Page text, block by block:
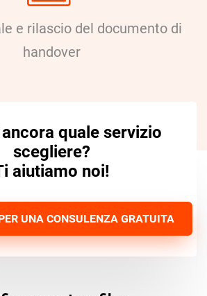
e rilascio del documento di
handover
quale servizio
scegliere?
aiutiamo noi!
UNA CONSULENZA GRATUITA